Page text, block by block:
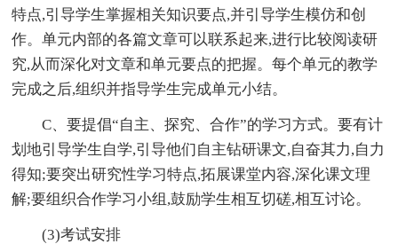
特点,引导学生掌握相关知识要点,并引导学生模仿和创
作。单元内部的各篇文章可以联系起来,进行比较阅读研
究,从而深化对文章和单元要点的把握。每个单元的教学
完成之后,组织并指导学生完成单元小结。
C、要提倡“自主、探究、合作”的学习方式。要有计
划地引导学生自学,引导他们自主钻研课文,自奋其力,自力
得知;要突出研究性学习特点,拓展课堂内容,深化课文理
解;要组织合作学习小组,鼓励学生相互切磋,相互讨论。
(3)考试安排